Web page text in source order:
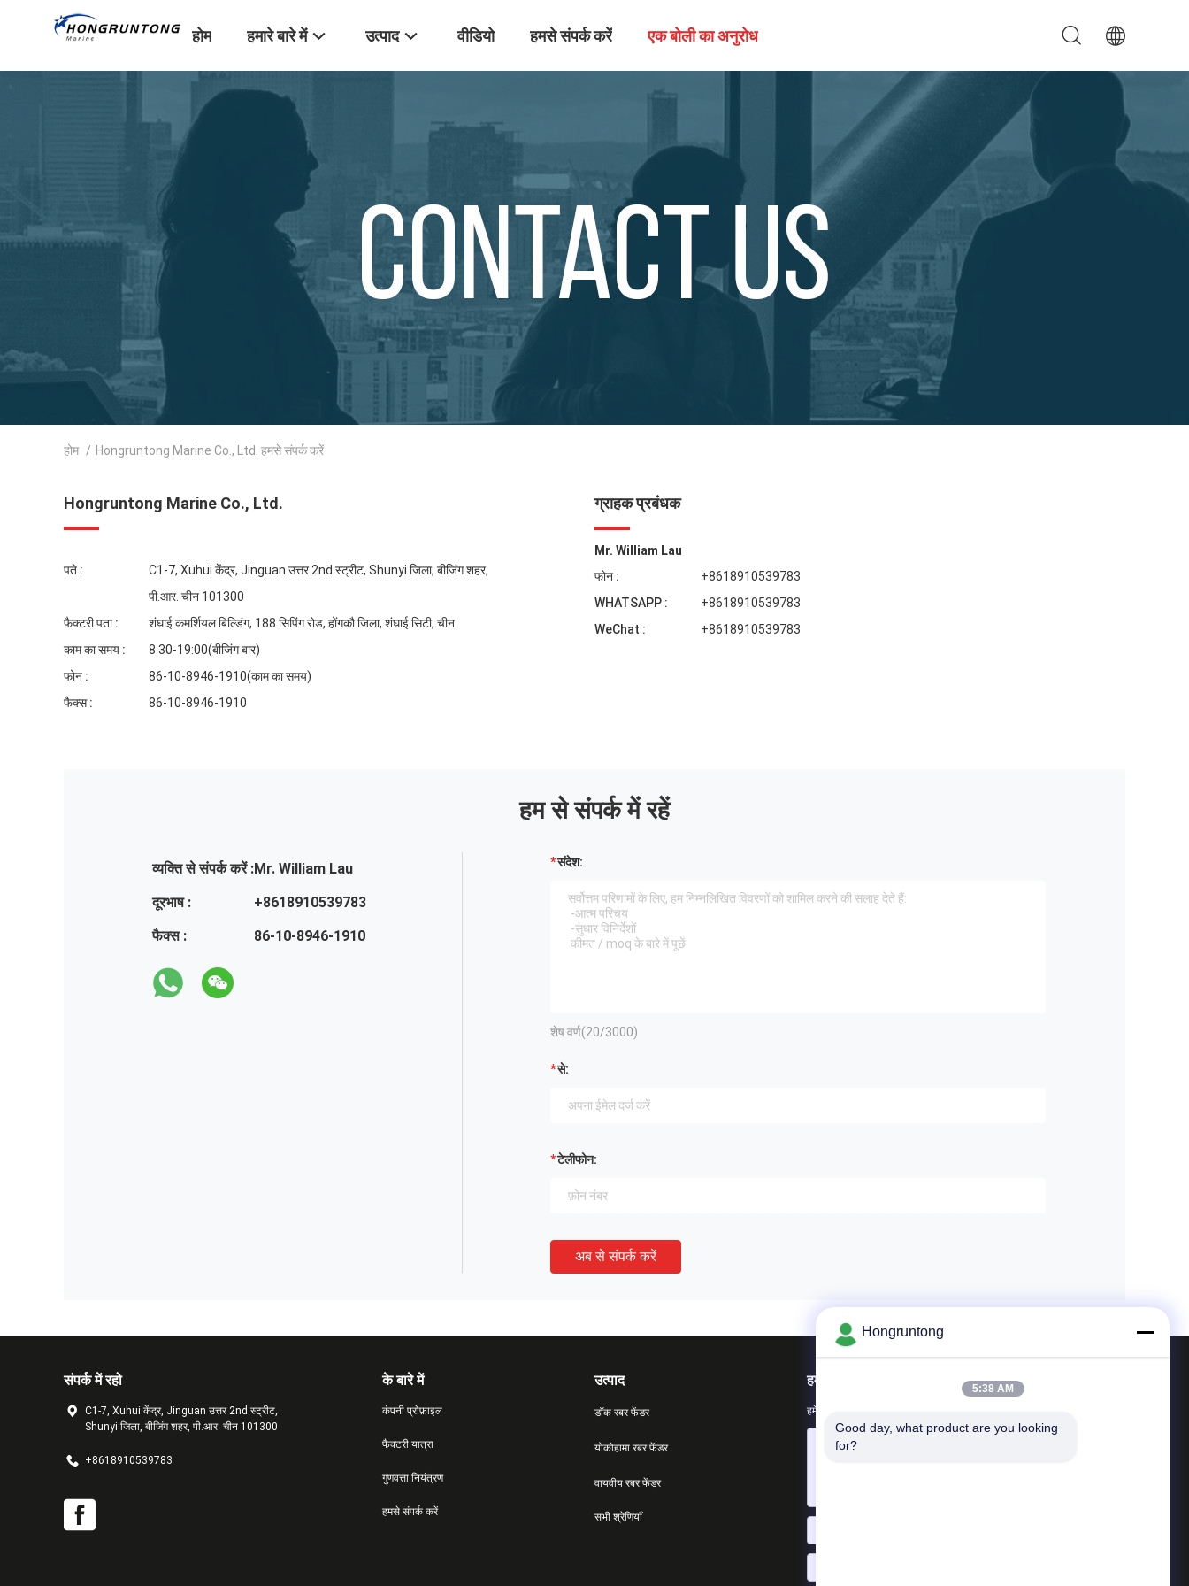
होम हमारे बारे में उत्पाद वीडियो हमसे संपर्क करें एक बोली का अनुरोध
होम / Hongruntong Marine Co., Ltd. हमसे संपर्क करें
Hongruntong Marine Co., Ltd.
पते :
C1-7, Xuhui केंद्र, Jinguan उत्तर 2nd स्ट्रीट, Shunyi जिला, बीजिंग शहर,
पी.आर. चीन 101300
फैक्टरी पता :
शंघाई कमर्शियल बिल्डिंग, 188 सिपिंग रोड, होंगकौ जिला, शंघाई सिटी, चीन
काम का समय :
8:30-19:00(बीजिंग बार)
फोन :
86-10-8946-1910(काम का समय)
फैक्स :
86-10-8946-1910
ग्राहक प्रबंधक
Mr. William Lau
फोन :
+8618910539783
WHATSAPP :
+8618910539783
WeChat :
+8618910539783
हम से संपर्क में रहें
व्यक्ति से संपर्क करें :Mr. William Lau
दूरभाष :
+8618910539783
फैक्स :
86-10-8946-1910
संदेश:
शेष वर्ण(20/3000)
से:
टेलीफोन:
अब से संपर्क करें
संपर्क में रहो
C1-7, Xuhui केंद्र, Jinguan उत्तर 2nd स्ट्रीट,
Shunyi जिला, बीजिंग शहर, पी.आर. चीन 101300
+8618910539783
के बारे में
कंपनी प्रोफ़ाइल
फैक्टरी यात्रा
गुणवत्ता नियंत्रण
हमसे संपर्क करें
उत्पाद
डॉक रबर फेंडर
योकोहामा रबर फेंडर
वायवीय रबर फेंडर
सभी श्रेणियाँ
हमें मेल करें
हमें अपनी आवश्यकता बताएं। हम आपके साथ सर्वश्रेष्ठ उत्पादों को जोड़ेंगे।
Hongruntong
5:38 AM
Good day, what product are you looking
for?